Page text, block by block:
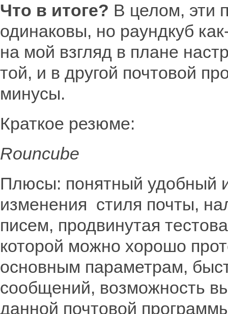
Что в итоге? В целом, эти
одинаковы, но раундкуб
на мой взгляд в плане
той, и в другой почтовой
минусы.
Краткое резюме:
Rouncube
Плюсы: понятный удобный
изменения стиля почты,
писем, продвинутая
которой можно хорошо
основным параметрам,
сообщений, возможность
данной почтовой